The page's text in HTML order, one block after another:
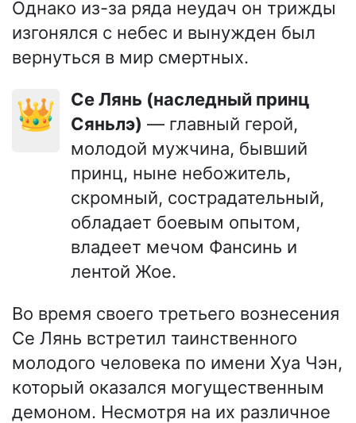
Однако из-за ряда неудач он трижды
изгонялся с небес и вынужден был
вернуться в мир смертных.
👑
Се Лянь (наследный принц
Сяньлэ) — главный герой,
молодой мужчина, бывший
принц, ныне небожитель,
скромный, сострадательный,
обладает боевым опытом,
владеет мечом Фансинь и
лентой Жое.
Во время своего третьего вознесения
Се Лянь встретил таинственного
молодого человека по имени Хуа Чэн,
который оказался могущественным
демоном. Несмотря на их различное